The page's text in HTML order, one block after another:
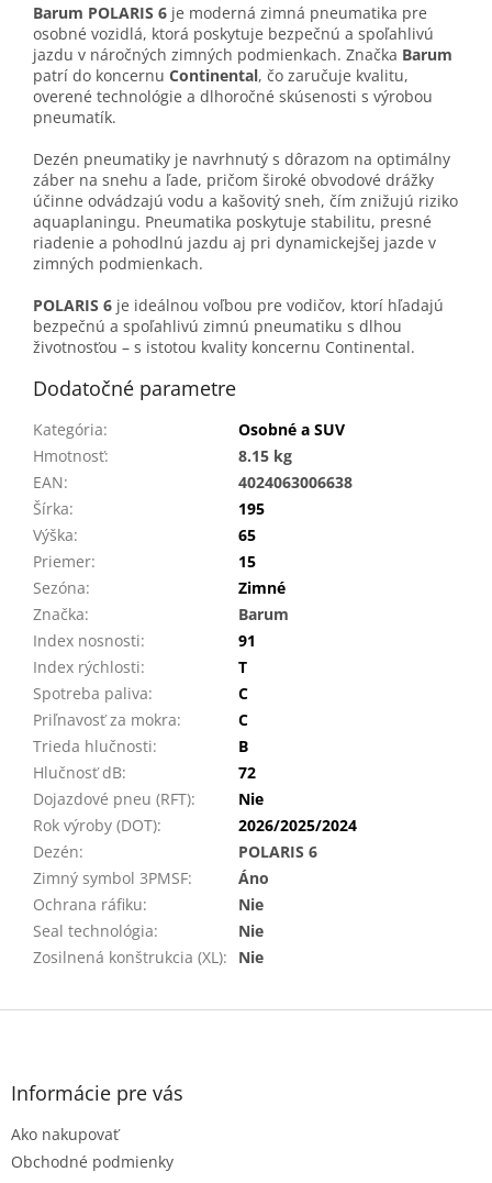
Barum POLARIS 6 je moderná zimná pneumatika pre
osobné vozidlá, ktorá poskytuje bezpečnú a spoľahlivú
jazdu v náročných zimných podmienkach. Značka Barum
patrí do koncernu Continental, čo zaručuje kvalitu,
overené technológie a dlhoročné skúsenosti s výrobou
pneumatík.
Dezén pneumatiky je navrhnutý s dôrazom na optimálny
záber na snehu a ľade, pričom široké obvodové drážky
účinne odvádzajú vodu a kašovitý sneh, čím znižujú riziko
aquaplaningu. Pneumatika poskytuje stabilitu, presné
riadenie a pohodlnú jazdu aj pri dynamickejšej jazde v
zimných podmienkach.
POLARIS 6 je ideálnou voľbou pre vodičov, ktorí hľadajú
bezpečnú a spoľahlivú zimnú pneumatiku s dlhou
životnosťou – s istotou kvality koncernu Continental.
Dodatočné parametre
Kategória:
Osobné a SUV
Hmotnosť:
8.15 kg
EAN:
4024063006638
Šírka:
195
Výška:
65
Priemer:
15
Sezóna:
Zimné
Značka:
Barum
Index nosnosti:
91
Index rýchlosti:
T
Spotreba paliva:
C
Priľnavosť za mokra:
C
Trieda hlučnosti:
B
Hlučnosť dB:
72
Dojazdové pneu (RFT):
Nie
Rok výroby (DOT):
2026/2025/2024
Dezén:
POLARIS 6
Zimný symbol 3PMSF:
Áno
Ochrana ráfiku:
Nie
Seal technológia:
Nie
Zosilnená konštrukcia (XL): Nie
Z
Informácie pre vás
Ako nakupovať
Obchodné podmienky